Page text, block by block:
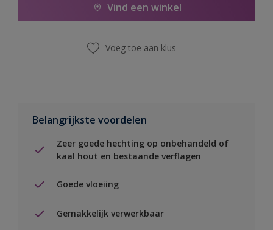
Vind een winkel
Voeg toe aan klus
Belangrijkste voordelen
Zeer goede hechting op onbehandeld of
kaal hout en bestaande verflagen
Goede vloeiing
Gemakkelijk verwerkbaar